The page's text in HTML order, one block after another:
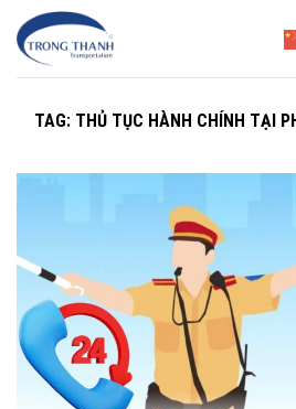
Chuyển
đến
TAG: THỦ TỤC HÀNH CHÍNH TẠI